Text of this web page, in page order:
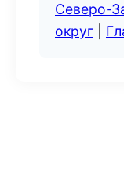
Северо-
округ